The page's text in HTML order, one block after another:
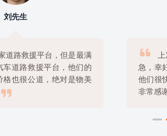
先生
路救援平台，但是最满
道路救援平台，他们的
也很公道，绝对是物美

上次
急，幸好
他们很快
非常感谢